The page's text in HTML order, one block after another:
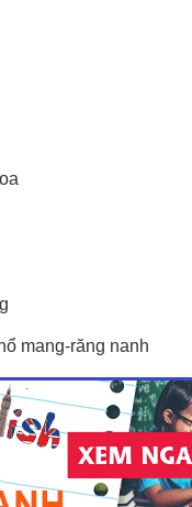
mang-răng nanh